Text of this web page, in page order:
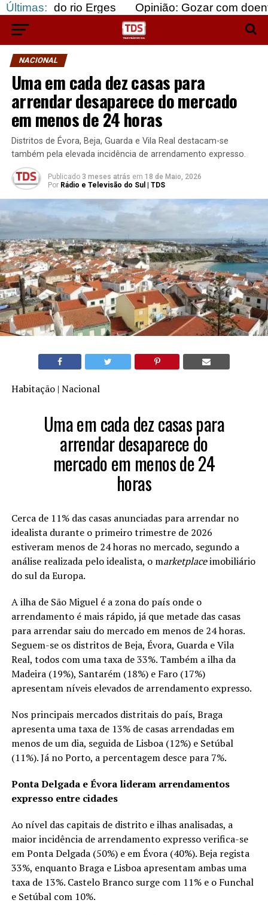
Últimas:
rio Erges Opinião: Gozar com doentes e
NACIONAL
Uma em cada dez casas para
arrendar desaparece do mercado
em menos de 24 horas
Distritos de Évora, Beja, Guarda e Vila Real destacam-se
também pela elevada incidência de arrendamento expresso.
Publicado 3 meses atrás em 18 de Maio, 2026
Por Rádio e Televisão do Sul | TDS
Habitação | Nacional
Uma em cada dez casas para
arrendar desaparece do
mercado em menos de 24
horas
Cerca de 11% das casas anunciadas para arrendar no
idealista durante o primeiro trimestre de 2026
estiveram menos de 24 horas no mercado, segundo a
análise realizada pelo idealista, o marketplaceimobiliário
do sul da Europa.
A ilha de São Miguel é a zona do país onde o
arrendamento é mais rápido, já que metade das casas
para arrendar saiu do mercado em menos de 24 horas.
Seguem-se os distritos de Beja, Évora, Guarda e Vila
Real, todos com uma taxa de 33%. Também a ilha da
Madeira (19%), Santarém (18%) e Faro (17%)
apresentam níveis elevados de arrendamento expresso.
Nos principais mercados distritais do país, Braga
apresenta uma taxa de 13% de casas arrendadas em
menos de um dia, seguida de Lisboa (12%) e Setúbal
(11%). Já no Porto, a percentagem desce para 7%.
Ponta Delgada e Évora lideram arrendamentos
expresso entre cidades
Ao nível das capitais de distrito e ilhas analisadas, a
maior incidência de arrendamento expresso verifica-se
em Ponta Delgada (50%) e em Évora (40%). Beja regista
33%, enquanto Braga e Lisboa apresentam ambas uma
taxa de 13%. Castelo Branco surge com 11% e o Funchal
e Setúbal com 10%.